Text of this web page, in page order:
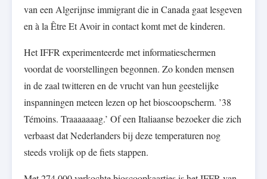
van een Algerijnse immigrant die in Canada gaat lesgeven
en à la Être Et Avoir in contact komt met de kinderen.
Het IFFR experimenteerde met informatieschermen
voordat de voorstellingen begonnen. Zo konden mensen
in de zaal twitteren en de vrucht van hun geestelijke
inspanningen meteen lezen op het bioscoopscherm. ’38
Témoins. Traaaaaaag.’ Of een Italiaanse bezoeker die zich
verbaast dat Nederlanders bij deze temperaturen nog
steeds vrolijk op de fiets stappen.